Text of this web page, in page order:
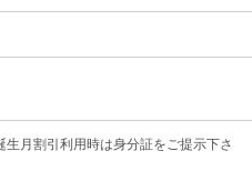
生月割引利用時は身分証をご提示下さ